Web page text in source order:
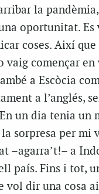
la
oportunitat.
coses. Així
vaig començar
a Escòcia
a l’anglés,
un dia tenia un
sorpresa per mi
–agarra’t!– a
país. Fins i tot,
vol dir una cosa